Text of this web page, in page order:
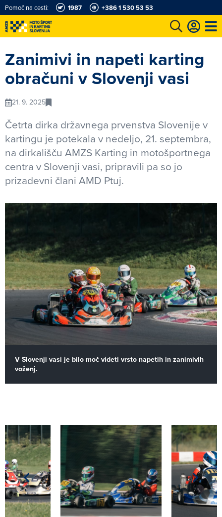
Pomoč na cesti: 1987 +386 1 530 53 53
Zanimivi in napeti karting
obračuni v Slovenji vasi
21. 9. 2025
Četrta dirka državnega prvenstva Slovenije v
kartingu je potekala v nedeljo, 21. septembra,
na dirkališču AMZS Karting in motošportnega
centra v Slovenji vasi, pripravili pa so jo
prizadevni člani AMD Ptuj.
V Slovenji vasi je bilo moč videti vrsto napetih in zanimivih
voženj.